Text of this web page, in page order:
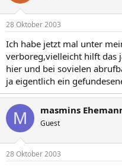
28 Oktober 2003
Ich habe jetzt mal unter
verboreg,vielleicht hilft das
hier und bei sovielen
ja eigentlich ein
M masmins
Guest
28 Oktober 2003